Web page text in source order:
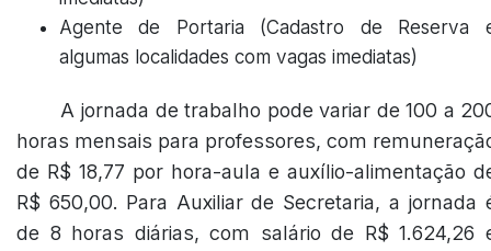
Agente de Portaria (Cadastro de Reserva
algumas localidades com vagas imediatas)
A jornada de trabalho pode variar de 100 a
horas mensais para professores, com
de R$ 18,77 por hora-aula e auxílio-alimentação
R$ 650,00. Para Auxiliar de Secretaria, a jornada
de 8 horas diárias, com salário de R$ 1.624,26